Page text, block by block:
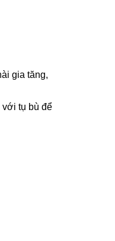
gia tăng,
với tụ bù để